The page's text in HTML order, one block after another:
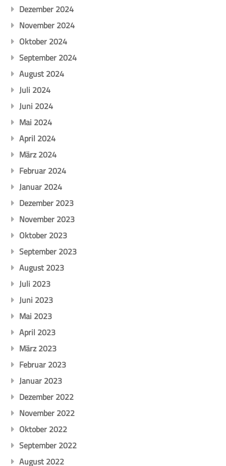
Dezember 2024
November 2024
Oktober 2024
September 2024
August 2024
Juli 2024
Juni 2024
Mai 2024
April 2024
März 2024
Februar 2024
Januar 2024
Dezember 2023
November 2023
Oktober 2023
September 2023
August 2023
Juli 2023
Juni 2023
Mai 2023
April 2023
März 2023
Februar 2023
Januar 2023
Dezember 2022
November 2022
Oktober 2022
September 2022
August 2022